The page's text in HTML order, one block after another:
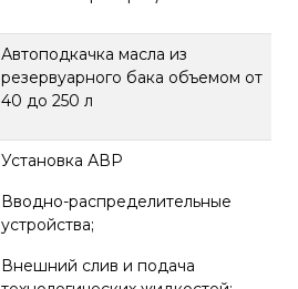
Автоподкачка масла из
резервуарного бака объемом от
40 до 250 л
Установка АВР
Вводно-распределительные
устройства;
Внешний слив и подача